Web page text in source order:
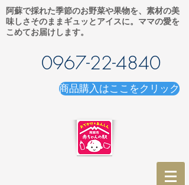
阿蘇で採れた季節のお野菜や果物を、素材の美
味しさそのままギュッとアイスに。ママの愛を
こめてお届けします。
0967-22-4840
商品購入はここをクリック